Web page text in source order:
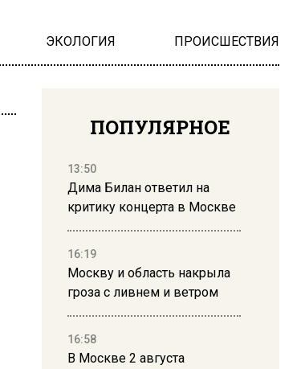
ЭКОЛОГИЯ ПРОИСШЕСТВИЯ
ПОПУЛЯРНОЕ
13:50
Дима Билан ответил на
критику концерта в Москве
16:19
Москву и область накрыла
гроза с ливнем и ветром
16:58
В Москве 2 августа